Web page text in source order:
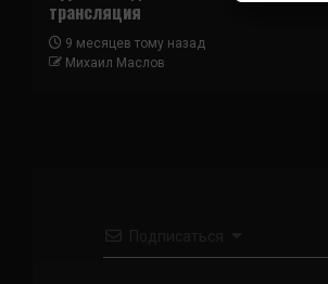
трансляция
9 месяцев тому назад
Михаил Маслов